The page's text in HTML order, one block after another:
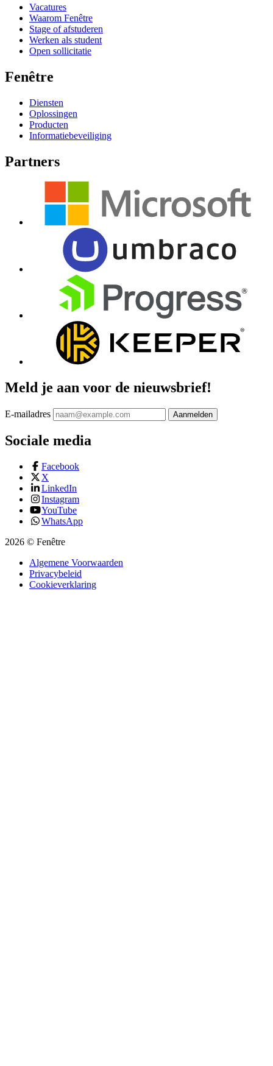
Vacatures
Waarom Fenêtre
Stage of afstuderen
Werken als student
Open sollicitatie
Fenêtre
Diensten
Oplossingen
Producten
Informatiebeveiliging
Partners
Meld je aan voor de nieuwsbrief!
E-mailadres Aanmelden
Sociale media
Facebook
X
LinkedIn
Instagram
YouTube
WhatsApp
2026 © Fenêtre
Algemene Voorwaarden
Privacybeleid
Cookieverklaring